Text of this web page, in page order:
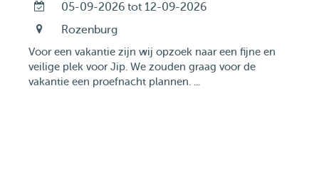
05-09-2026 tot 12-09-2026
Rozenburg
Voor een vakantie zijn wij opzoek naar een fijne en
veilige plek voor Jip. We zouden graag voor de
vakantie een proefnacht plannen. ...